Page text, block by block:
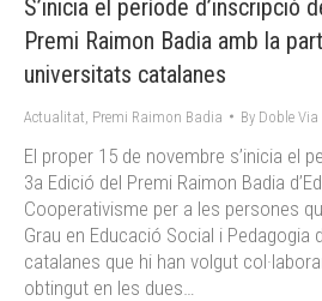
S’inicia el període d’inscripció
Premi Raimon Badia amb la
universitats catalanes
Actualitat Premi Raimon Badia By Doble Via
El proper 15 de novembre s’inicia el
3a Edició del Premi Raimon Badia
Cooperativisme per a les persones
Grau en Educació Social i
catalanes que hi han volgut
obtingut en les dues…